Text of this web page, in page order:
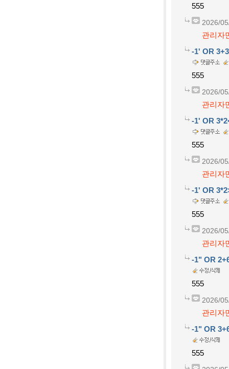
555
2026/
관리자
-1' OR
555
2026/
관리자
-1' OR
555
2026/
관리자
-1' OR
555
2026/
관리자
-1" OR
555
2026/
관리자
-1" OR
555